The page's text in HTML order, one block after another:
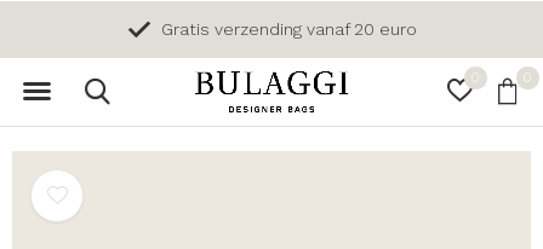
0 0
Gratis verzending vanaf 20 euro